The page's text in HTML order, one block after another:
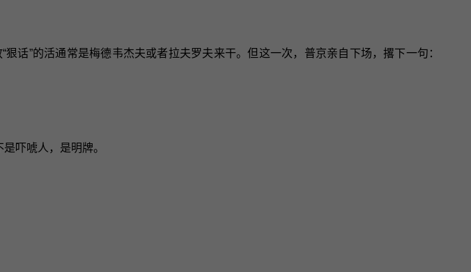
话”的活通常是梅德韦杰夫或者拉夫罗夫来干。但这一次，普京亲自下场，撂下一句：
吓唬人，是明牌。